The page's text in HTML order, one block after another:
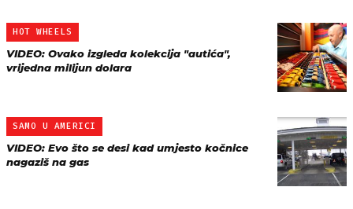
HOT WHEELS
VIDEO: Ovako izgleda kolekcija "autića",
vrijedna milijun dolara
SAMO U AMERICI
VIDEO: Evo što se desi kad umjesto kočnice
nagaziš na gas